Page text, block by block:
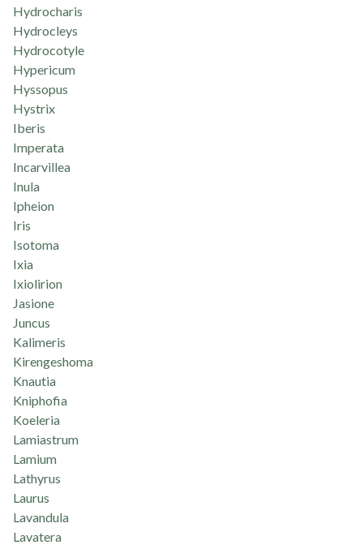
Hydrocharis
Hydrocleys
Hydrocotyle
Hypericum
Hyssopus
Hystrix
Iberis
Imperata
Incarvillea
Inula
Ipheion
Iris
Isotoma
Ixia
Ixiolirion
Jasione
Juncus
Kalimeris
Kirengeshoma
Knautia
Kniphofia
Koeleria
Lamiastrum
Lamium
Lathyrus
Laurus
Lavandula
Lavatera